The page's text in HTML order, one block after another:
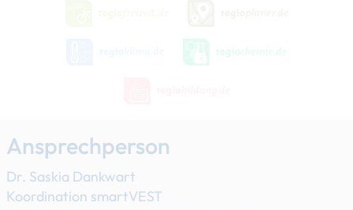
Ansprechperson
Dr. Saskia Dankwart
Koordination smartVEST